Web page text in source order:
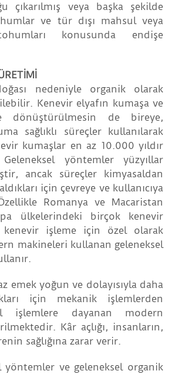
çıkarılmış veya başka şekilde
ve tür dışı mahsul veya
konusunda endişe
nedeniyle organik olarak
Kenevir elyafın kumaşa ve
dönüştürülmesin de bireye,
sağlıklı süreçler kullanılarak
kumaşlar en az 10.000 yıldır
yöntemler yüzyıllar
ancak süreçler kimyasaldan
için çevreye ve kullanıcıya
Romanya ve Macaristan
ülkelerindeki birçok kenevir
kenevir işleme için özel olarak
makineleri kullanan geleneksel
emek yoğun ve dolayısıyla daha
için mekanik işlemlerden
işlemlere dayanan modern
Kâr açlığı, insanların,
sağlığına zarar verir.
yöntemler ve geleneksel organik